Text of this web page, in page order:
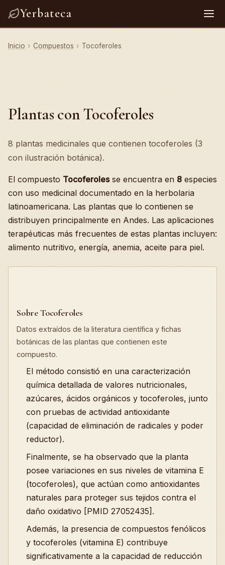
Yerbateca
Inicio › Compuestos › Tocoferoles
Plantas con Tocoferoles
8 plantas medicinales que contienen tocoferoles (3
con ilustración botánica).
El compuesto Tocoferolesse encuentra en 8 especies
con uso medicinal documentado en la herbolaria
latinoamericana. Las plantas que lo contienen se
distribuyen principalmente en Andes. Las aplicaciones
terapéuticas más frecuentes de estas plantas incluyen:
alimento nutritivo, energía, anemia, aceite para piel.
Sobre Tocoferoles
Datos extraídos de la literatura científica y fichas
botánicas de las plantas que contienen este
compuesto.
El método consistió en una caracterización
química detallada de valores nutricionales,
azúcares, ácidos orgánicos y tocoferoles, junto
con pruebas de actividad antioxidante
(capacidad de eliminación de radicales y poder
reductor).
Finalmente, se ha observado que la planta
posee variaciones en sus niveles de vitamina E
(tocoferoles), que actúan como antioxidantes
naturales para proteger sus tejidos contra el
daño oxidativo [PMID 27052435].
Además, la presencia de compuestos fenólicos
y tocoferoles (vitamina E) contribuye
significativamente a la capacidad de reducción